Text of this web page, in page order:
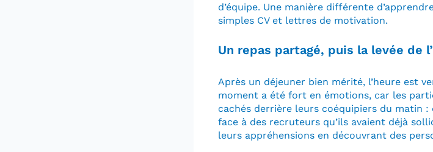
d’équipe. Une manière différente
simples CV et lettres de motivation.
Un repas partagé, puis la levée de
Après un déjeuner bien mérité, l’heure est
moment a été fort en émotions, car les
cachés derrière leurs coéquipiers du matin
face à des recruteurs qu’ils avaient déjà
leurs appréhensions en découvrant des